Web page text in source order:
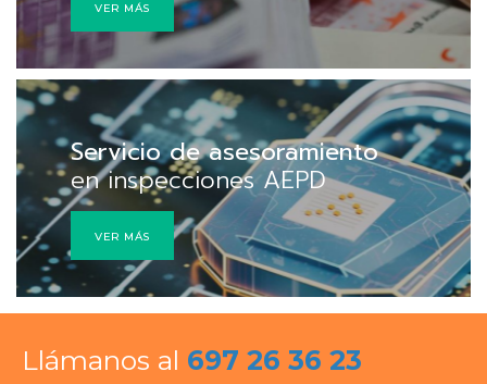
VER MÁS
Servicio de asesoramiento
en inspecciones AEPD
VER MÁS
Llámanos al 697 26 36 23